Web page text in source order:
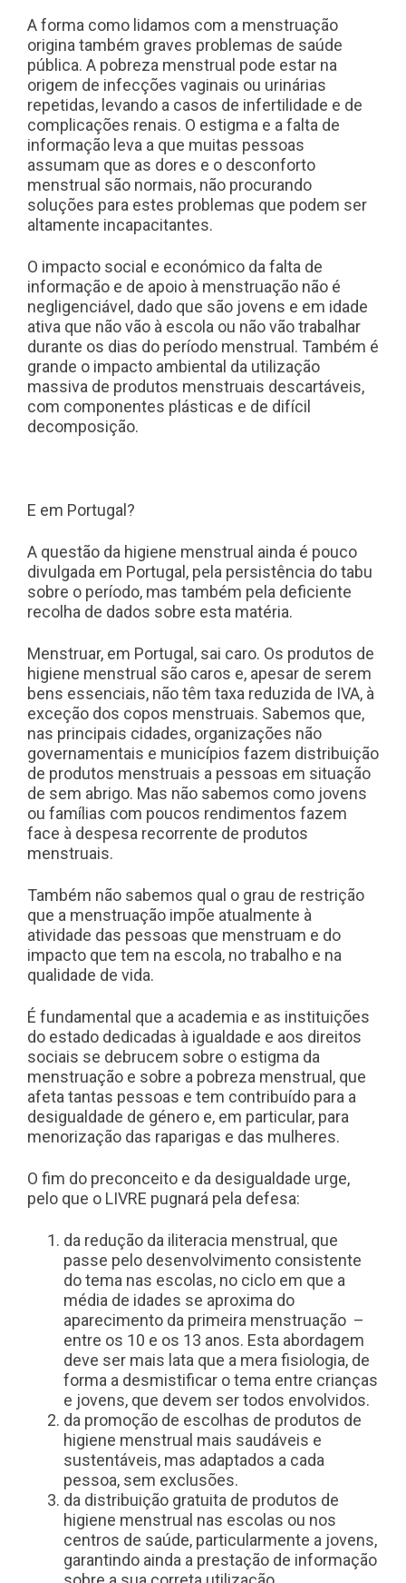
A forma como lidamos com a menstruação
origina também graves problemas de saúde
pública. A pobreza menstrual pode estar na
origem de infecções vaginais ou urinárias
repetidas, levando a casos de infertilidade e de
complicações renais. O estigma e a falta de
informação leva a que muitas pessoas
assumam que as dores e o desconforto
menstrual são normais, não procurando
soluções para estes problemas que podem ser
altamente incapacitantes.
O impacto social e económico da falta de
informação e de apoio à menstruação não é
negligenciável, dado que são jovens e em idade
ativa que não vão à escola ou não vão trabalhar
durante os dias do período menstrual. Também é
grande o impacto ambiental da utilização
massiva de produtos menstruais descartáveis,
com componentes plásticas e de difícil
decomposição.
E em Portugal?
A questão da higiene menstrual ainda é pouco
divulgada em Portugal, pela persistência do tabu
sobre o período, mas também pela deficiente
recolha de dados sobre esta matéria.
Menstruar, em Portugal, sai caro. Os produtos de
higiene menstrual são caros e, apesar de serem
bens essenciais, não têm taxa reduzida de IVA, à
exceção dos copos menstruais. Sabemos que,
nas principais cidades, organizações não
governamentais e municípios fazem distribuição
de produtos menstruais a pessoas em situação
de sem abrigo. Mas não sabemos como jovens
ou famílias com poucos rendimentos fazem
face à despesa recorrente de produtos
menstruais.
Também não sabemos qual o grau de restrição
que a menstruação impõe atualmente à
atividade das pessoas que menstruam e do
impacto que tem na escola, no trabalho e na
qualidade de vida.
É fundamental que a academia e as instituições
do estado dedicadas à igualdade e aos direitos
sociais se debrucem sobre o estigma da
menstruação e sobre a pobreza menstrual, que
afeta tantas pessoas e tem contribuído para a
desigualdade de género e, em particular, para
menorização das raparigas e das mulheres.
O fim do preconceito e da desigualdade urge,
pelo que o LIVRE pugnará pela defesa:
da redução da iliteracia menstrual, que
passe pelo desenvolvimento consistente
do tema nas escolas, no ciclo em que a
média de idades se aproxima do
aparecimento da primeira menstruação –
entre os 10 e os 13 anos. Esta abordagem
deve ser mais lata que a mera fisiologia, de
forma a desmistificar o tema entre crianças
e jovens, que devem ser todos envolvidos.
da promoção de escolhas de produtos de
higiene menstrual mais saudáveis e
sustentáveis, mas adaptados a cada
pessoa, sem exclusões.
da distribuição gratuita de produtos de
higiene menstrual nas escolas ou nos
centros de saúde, particularmente a jovens,
garantindo ainda a prestação de informação